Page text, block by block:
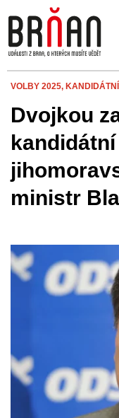
VOLBY 2025,
Dvojkou
ministr